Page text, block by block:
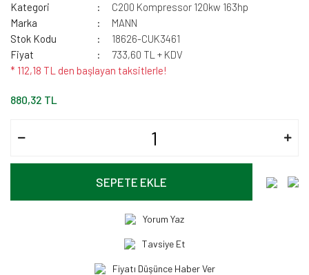
Kategori
C200 Kompressor 120kw 163hp
Marka
MANN
Stok Kodu
18626-CUK3461
Fiyat
733,60 TL + KDV
* 112,18 TL den başlayan taksitlerle!
880,32 TL
SEPETE EKLE
Yorum Yaz
Tavsiye Et
Fiyatı Düşünce Haber Ver